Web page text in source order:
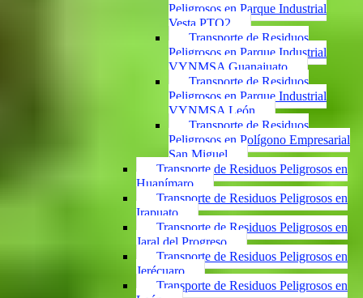
Peligrosos en Parque Industrial
Vesta PTO2
Transporte de Residuos
Peligrosos en Parque Industrial
VYNMSA Guanajuato
Transporte de Residuos
Peligrosos en Parque Industrial
VYNMSA León
Transporte de Residuos
Peligrosos en Polígono Empresarial
San Miguel
Transporte de Residuos Peligrosos en
Huanímaro
Transporte de Residuos Peligrosos en
Irapuato
Transporte de Residuos Peligrosos en
Jaral del Progreso
Transporte de Residuos Peligrosos en
Jerécuaro
Transporte de Residuos Peligrosos en